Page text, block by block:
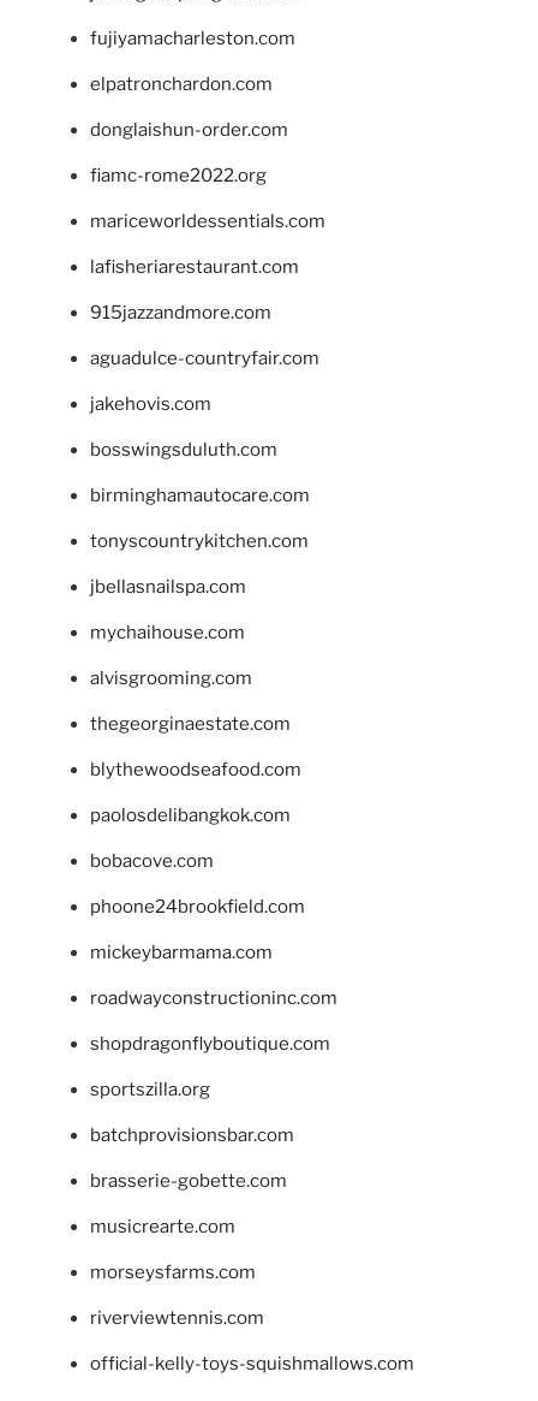
fujiyamacharleston.com
elpatronchardon.com
donglaishun-order.com
fiamc-rome2022.org
mariceworldessentials.com
lafisheriarestaurant.com
915jazzandmore.com
aguadulce-countryfair.com
jakehovis.com
bosswingsduluth.com
birminghamautocare.com
tonyscountrykitchen.com
jbellasnailspa.com
mychaihouse.com
alvisgrooming.com
thegeorginaestate.com
blythewoodseafood.com
paolosdelibangkok.com
bobacove.com
phoone24brookfield.com
mickeybarmama.com
roadwayconstructioninc.com
shopdragonflyboutique.com
sportszilla.org
batchprovisionsbar.com
brasserie-gobette.com
musicrearte.com
morseysfarms.com
riverviewtennis.com
official-kelly-toys-squishmallows.com